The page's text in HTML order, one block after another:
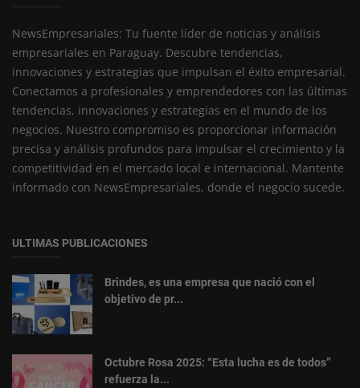
NewsEmpresariales: Tu fuente líder de noticias y análisis
empresariales en Paraguay. Descubre tendencias,
innovaciones y estrategias que impulsan el éxito empresarial.
Conectamos a profesionales y emprendedores con las últimas
tendencias, innovaciones y estrategias en el mundo de los
negocios. Nuestro compromiso es proporcionar información
precisa y análisis profundos para impulsar el crecimiento y la
competitividad en el mercado local e internacional. Mantente
informado con NewsEmpresariales, donde el negocio sucede.
ULTIMAS PUBLICACIONES
Brindes, es una empresa que nació con el
objetivo de pr...
Octubre Rosa 2025: “Esta lucha es de todos”
refuerza la...